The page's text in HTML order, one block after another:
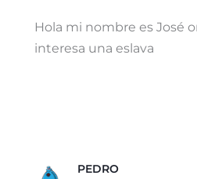
Hola mi nombre es José
interesa una eslava
PEDRO